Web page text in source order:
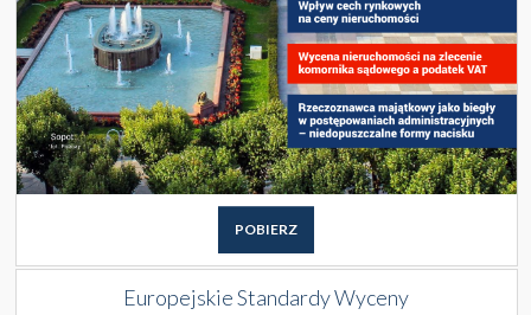
POBIERZ
Europejskie Standardy Wyceny